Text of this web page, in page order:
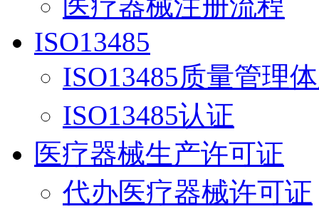
医疗器械注册流程
ISO13485
ISO13485质量管理
ISO13485认证
医疗器械生产许可证
代办医疗器械许可证